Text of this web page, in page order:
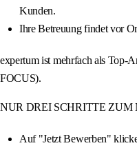
Kunden.
Ihre Betreuung findet vor
expertum ist mehrfach als Top-
FOCUS).
NUR DREI SCHRITTE ZUM
Auf "Jetzt Bewerben"